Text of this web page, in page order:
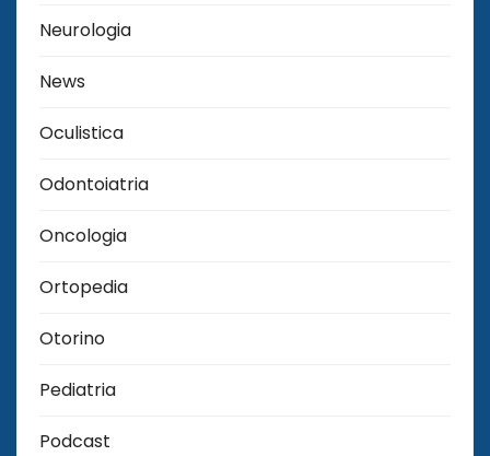
Neurologia
News
Oculistica
Odontoiatria
Oncologia
Ortopedia
Otorino
Pediatria
Podcast